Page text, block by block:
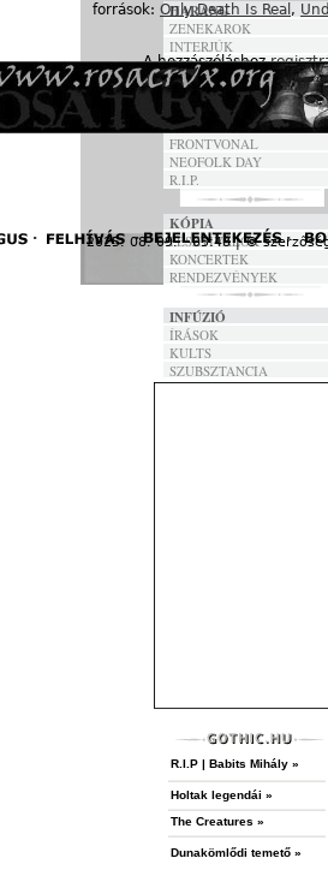
források: Only Death Is Real ,
A hozzászóláshoz
2025. 08. 09. - 05:48 | ©
HARANG
ZENEKAROK
INTERJÚK
FORDÍTÁSOK
DALSZÖVEGEK
ANNO
FRONTVONAL
NEOFOLK DAY
R.I.P.
KÓPIA
FESZTIVÁLOK
KONCERTEK
RENDEZVÉNYEK
INFÚZIÓ
ÍRÁSOK
KULTS
SZUBSZTANCIA
R.I.P | Babits Mihály »
Holtak legendái »
The Creatures »
Dunakömlődi temető »